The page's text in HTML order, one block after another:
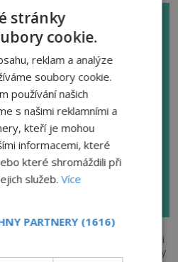
stav zdraví vašeho organismu,
SYNLAB využít i možnosti
fit. Ten kromě změření hladiny
stránky
cookie.
reklam a analýze
soubory cookie.
používání našich
s našimi reklamními a
kteří je mohou
informacemi, které
které shromáždili při
služeb.Více
PARTNERY (1616)